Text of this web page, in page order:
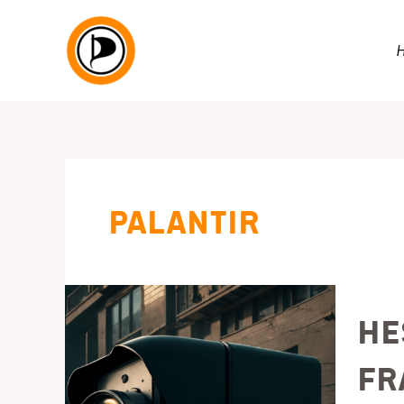
Palantir